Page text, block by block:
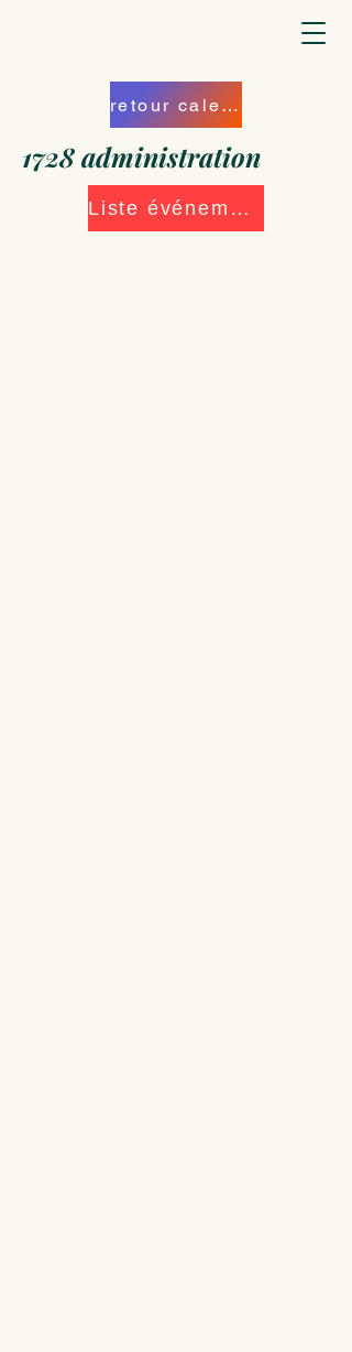
retour calendrier
1728 administration
Liste événements